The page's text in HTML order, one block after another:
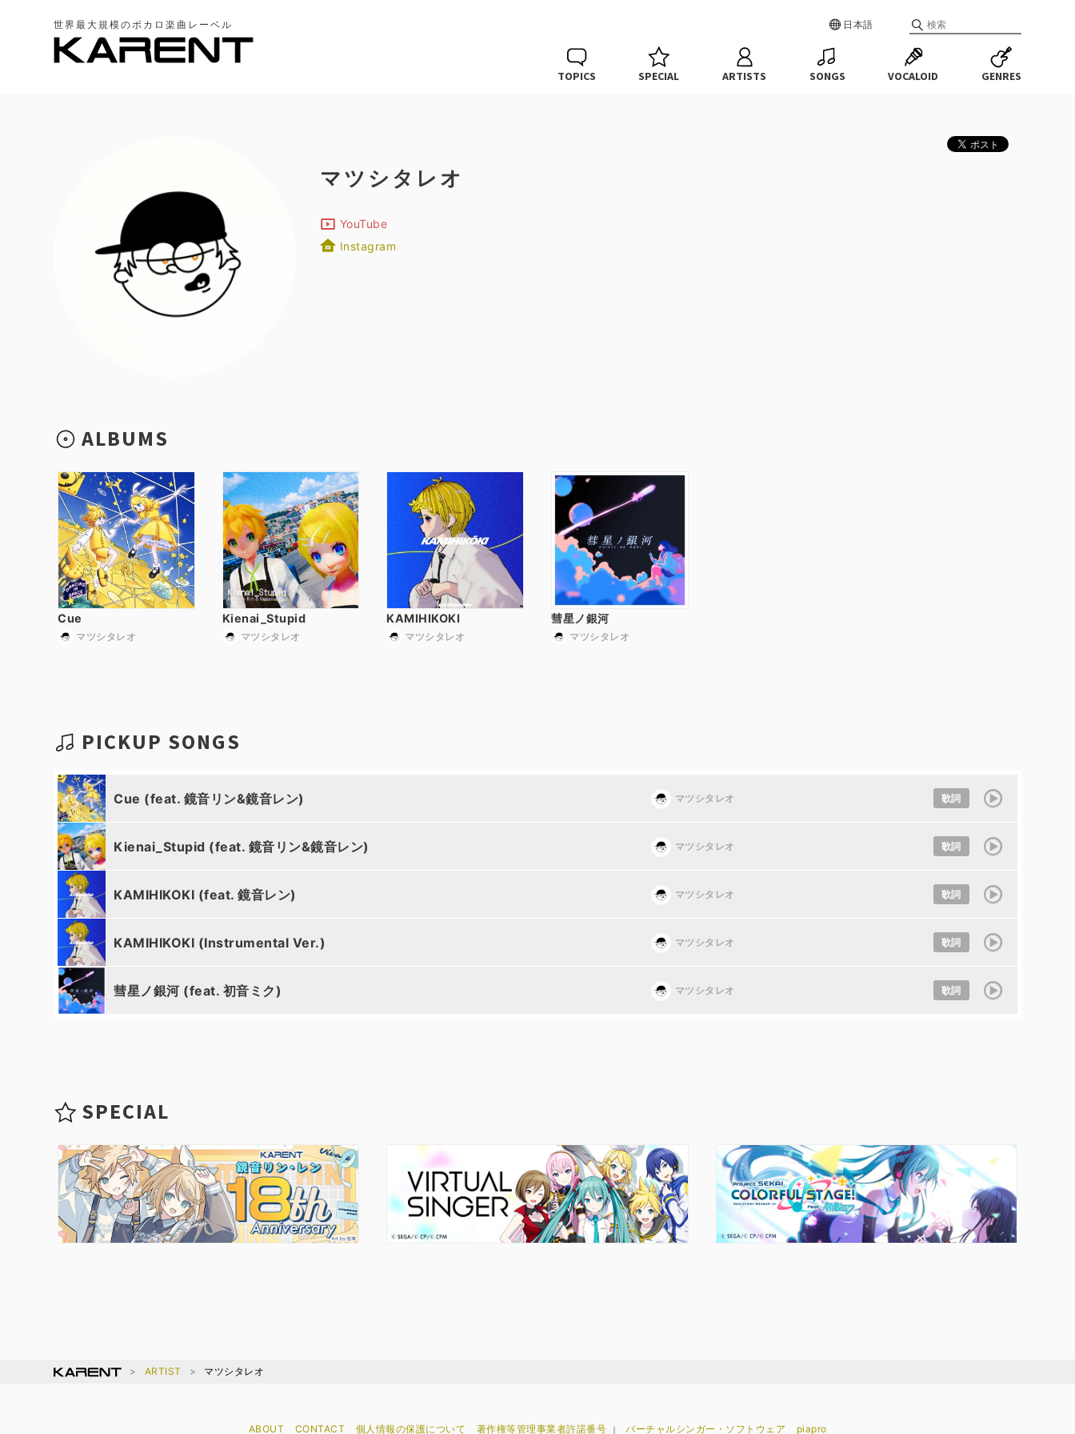
世界最大規模のボカロ楽曲レーベル 日本語
TOPICS SPECIAL ARTISTS SONGS VOCALOID GENRES
マツシタレオ
YouTube
Instagram
ALBUMS
Cue
マツシタレオ
Kienai_Stupid
マツシタレオ
KAMIHIKOKI
マツシタレオ
彗星ノ銀河
マツシタレオ
PICKUP SONGS
Cue (feat. 鏡音リン&鏡音レン) マツシタレオ 歌詞
Kienai_Stupid (feat. 鏡音リン&鏡音レン) マツシタレオ 歌詞
KAMIHIKOKI (feat. 鏡音レン) マツシタレオ 歌詞
KAMIHIKOKI (Instrumental Ver.) マツシタレオ 歌詞
彗星ノ銀河 (feat. 初音ミク) マツシタレオ 歌詞
SPECIAL
ARTIST マツシタレオ
ABOUT CONTACT 個人情報の保護について 著作権等管理事業者許諾番号 ｜ バーチャルシンガー・ソフトウェア piapro